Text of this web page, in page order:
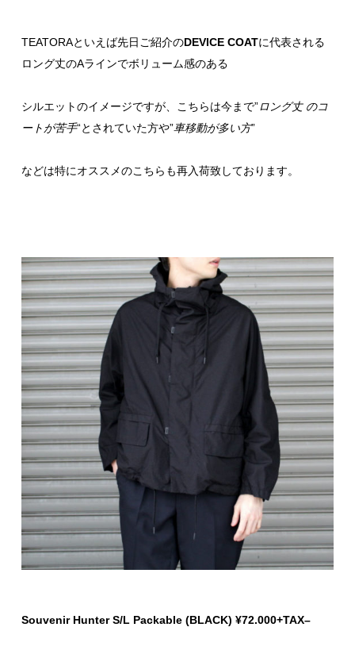
TEATORAといえば先日ご紹介のDEVICE COATに代表される
ロング丈のAラインでボリューム感のある
シルエットのイメージですが、こちらは今まで”ロング丈 のコ
ートが苦手“とされていた方や”車移動が多い方”
などは特にオススメのこちらも再入荷致しております。
Souvenir Hunter S/L Packable (BLACK) ¥72.000+TAX–